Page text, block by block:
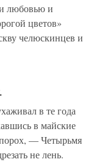
любовью и
цветов»
челюскинцев и
в те года
в майские
порох, — Четырьмя
не лень.